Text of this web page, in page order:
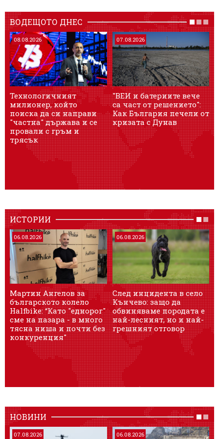
ВОДЕЩОТО ДНЕС
08.08.2026
Технологичният
милионер, който
поиска да си направи
"частна" държава и се
провали с гръм и
трясък
07.08.2026
"ВЕИ и батериите вече
са част от решението":
Как България печели от
кризата с Дунав
ИСТОРИИ
06.08.2026
Мартин Ангелов за
българското колело
Halfbike: “Като "еднорог"
сме на пазара - в много
тясна ниша и почти без
конкуренция"
06.08.2026
След инцидента в село
Кънчево: защо да
обвиняваме породата е
най-лесният, но и най-
грешният отговор
НОВИНИ
07.08.2026 06.08.2026